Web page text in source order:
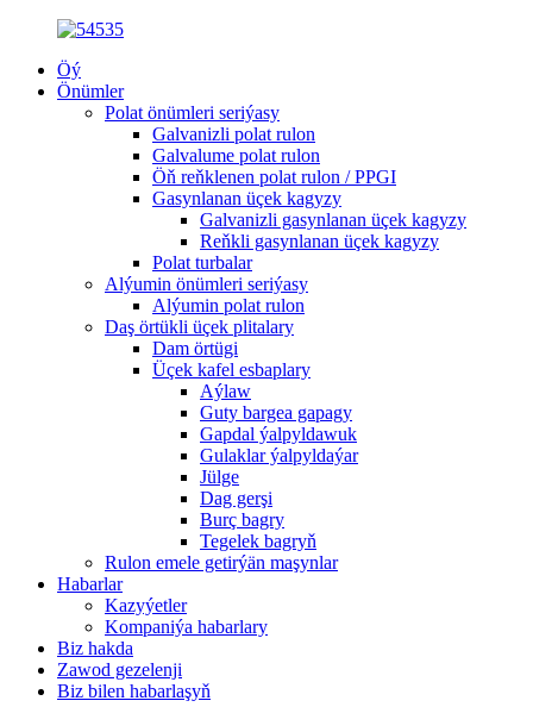
Öý
Önümler
Polat önümleri seriýasy
Galvanizli polat rulon
Galvalume polat rulon
Öň reňklenen polat rulon / PPGI
Gasynlanan üçek kagyzy
Galvanizli gasynlanan üçek kagyzy
Reňkli gasynlanan üçek kagyzy
Polat turbalar
Alýumin önümleri seriýasy
Alýumin polat rulon
Daş örtükli üçek plitalary
Dam örtügi
Üçek kafel esbaplary
Aýlaw
Guty bargea gapagy
Gapdal ýalpyldawuk
Gulaklar ýalpyldaýar
Jülge
Dag gerşi
Burç bagry
Tegelek bagryň
Rulon emele getirýän maşynlar
Habarlar
Kazyýetler
Kompaniýa habarlary
Biz hakda
Zawod gezelenji
Biz bilen habarlaşyň